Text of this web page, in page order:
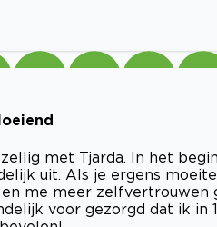
met Tjarda. In het
uit. Als je ergens
me meer zelfvertrouwen
voor gezorgd dat ik in